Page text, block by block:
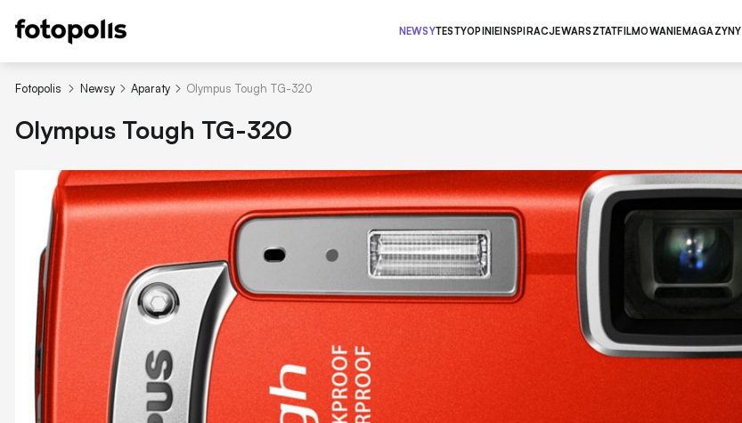
NEWSYTESTYOPINIEINSPIRACJEWARSZTATFILMOWANIEMAGAZYNY
Fotopolis Newsy Aparaty Olympus Tough TG-320
Olympus Tough TG-320